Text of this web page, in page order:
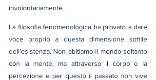
involontariamente.
La filosofia fenomenologica ha provato a dare
voce proprio a questa dimensione sottile
dell’esistenza. Non abitiamo il mondo soltanto
con la mente, ma attraverso il corpo e la
percezione e per questo il passato non vive